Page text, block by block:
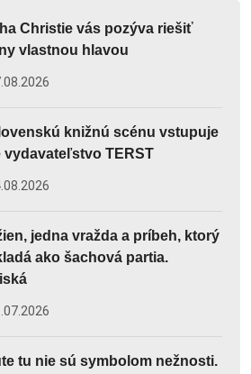
Christie vás pozýva riešiť
vlastnou hlavou
knižnú scénu vstupuje
vydavateľstvo TERST
jedna vražda a príbeh, ktorý
ako šachová partia.
tu nie sú symbolom nežnosti.